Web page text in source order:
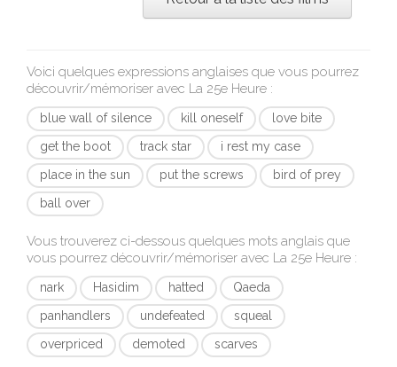
Voici quelques expressions anglaises que vous pourrez
découvrir/mémoriser avec La 25e Heure :
blue wall of silence kill oneself
love bite
get the boot
track star
i rest my case
place in the sun
put the screws
bird of prey
ball over
Vous trouverez ci-dessous quelques mots anglais que
vous pourrez découvrir/mémoriser avec La 25e Heure :
nark Hasidim hatted
Qaeda
panhandlers
undefeated
squeal
overpriced
demoted scarves